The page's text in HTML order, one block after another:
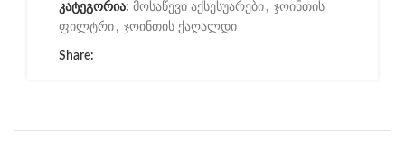
კატეგორია: მოსაწევი აქსესუარები , ჯოინთის
ფილტრი , ჯოინთის ქაღალდი
Share: